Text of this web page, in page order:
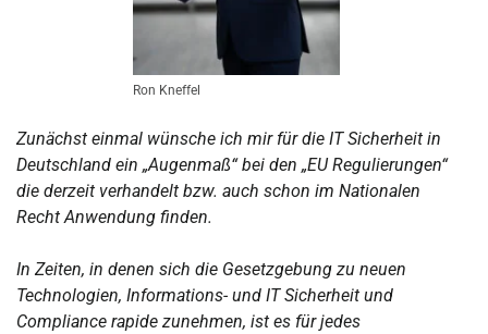
Ron Kneffel
Zunächst einmal wünsche ich mir für die IT Sicherheit in
Deutschland ein „Augenmaß“ bei den „EU Regulierungen“
die derzeit verhandelt bzw. auch schon im Nationalen
Recht Anwendung finden.
In Zeiten, in denen sich die Gesetzgebung zu neuen
Technologien, Informations- und IT Sicherheit und
Compliance rapide zunehmen, ist es für jedes